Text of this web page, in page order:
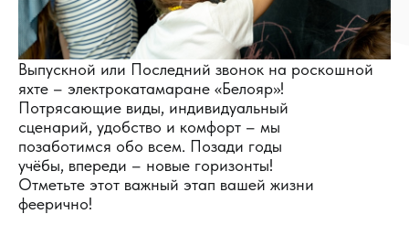
Выпускной или Последний звонок на роскошной
яхте – электрокатамаране «Белояр»!
Потрясающие виды, индивидуальный
сценарий, удобство и комфорт – мы
позаботимся обо всем. Позади годы
учёбы, впереди – новые горизонты!
Отметьте этот важный этап вашей жизни
феерично!